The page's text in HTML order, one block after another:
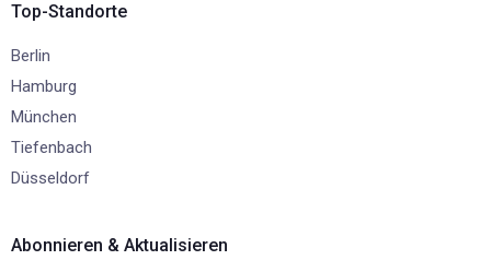
Top-Standorte
Berlin
Hamburg
München
Tiefenbach
Düsseldorf
Abonnieren & Aktualisieren